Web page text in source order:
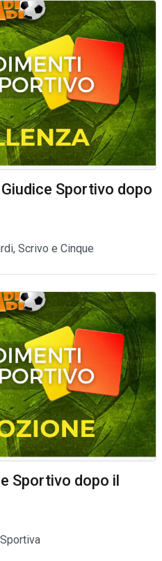
Sportivo dopo
Scrivo e Cinque
Sportivo dopo il